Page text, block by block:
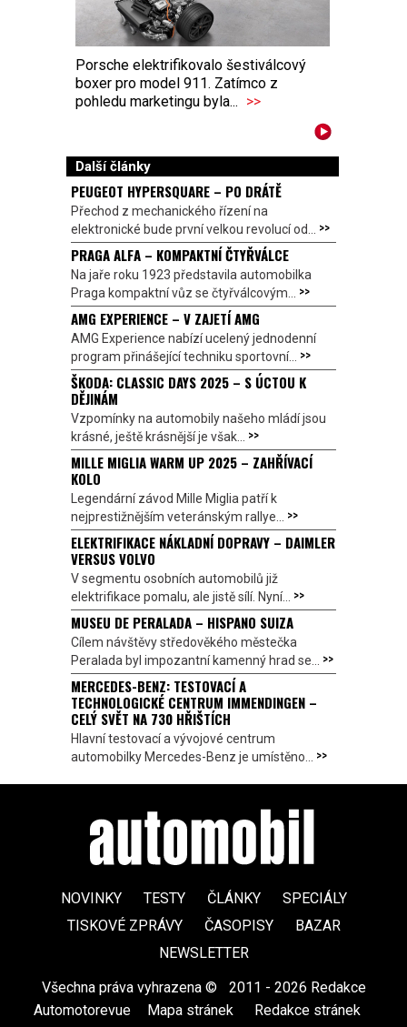
Porsche elektrifikovalo šestiválcový
boxer pro model 911. Zatímco z
pohledu marketingu byla... >>
Další články
PEUGEOT HYPERSQUARE – PO DRÁTĚ
Přechod z mechanického řízení na
elektronické bude první velkou revolucí od... >>
PRAGA ALFA – KOMPAKTNÍ ČTYŘVÁLCE
Na jaře roku 1923 představila automobilka
Praga kompaktní vůz se čtyřválcovým... >>
AMG EXPERIENCE – V ZAJETÍ AMG
AMG Experience nabízí ucelený jednodenní
program přinášející techniku sportovní... >>
ŠKODA: CLASSIC DAYS 2025 – S ÚCTOU K
DĚJINÁM
Vzpomínky na automobily našeho mládí jsou
krásné, ještě krásnější je však... >>
MILLE MIGLIA WARM UP 2025 – ZAHŘÍVACÍ
KOLO
Legendární závod Mille Miglia patří k
nejprestižnějším veteránským rallye... >>
ELEKTRIFIKACE NÁKLADNÍ DOPRAVY – DAIMLER
VERSUS VOLVO
V segmentu osobních automobilů již
elektrifikace pomalu, ale jistě sílí. Nyní... >>
MUSEU DE PERALADA – HISPANO SUIZA
Cílem návštěvy středověkého městečka
Peralada byl impozantní kamenný hrad se... >>
MERCEDES-BENZ: TESTOVACÍ A
TECHNOLOGICKÉ CENTRUM IMMENDINGEN –
CELÝ SVĚT NA 730 HŘIŠTÍCH
Hlavní testovací a vývojové centrum
automobilky Mercedes-Benz je umístěno... >>
NOVINKY TESTY ČLÁNKY
SPECIÁLY
TISKOVÉ ZPRÁVY
ČASOPISY
BAZAR
NEWSLETTER
Všechna práva vyhrazena ©
2011 - 2026 Redakce
Automotorevue
Mapa stránek Redakce stránek